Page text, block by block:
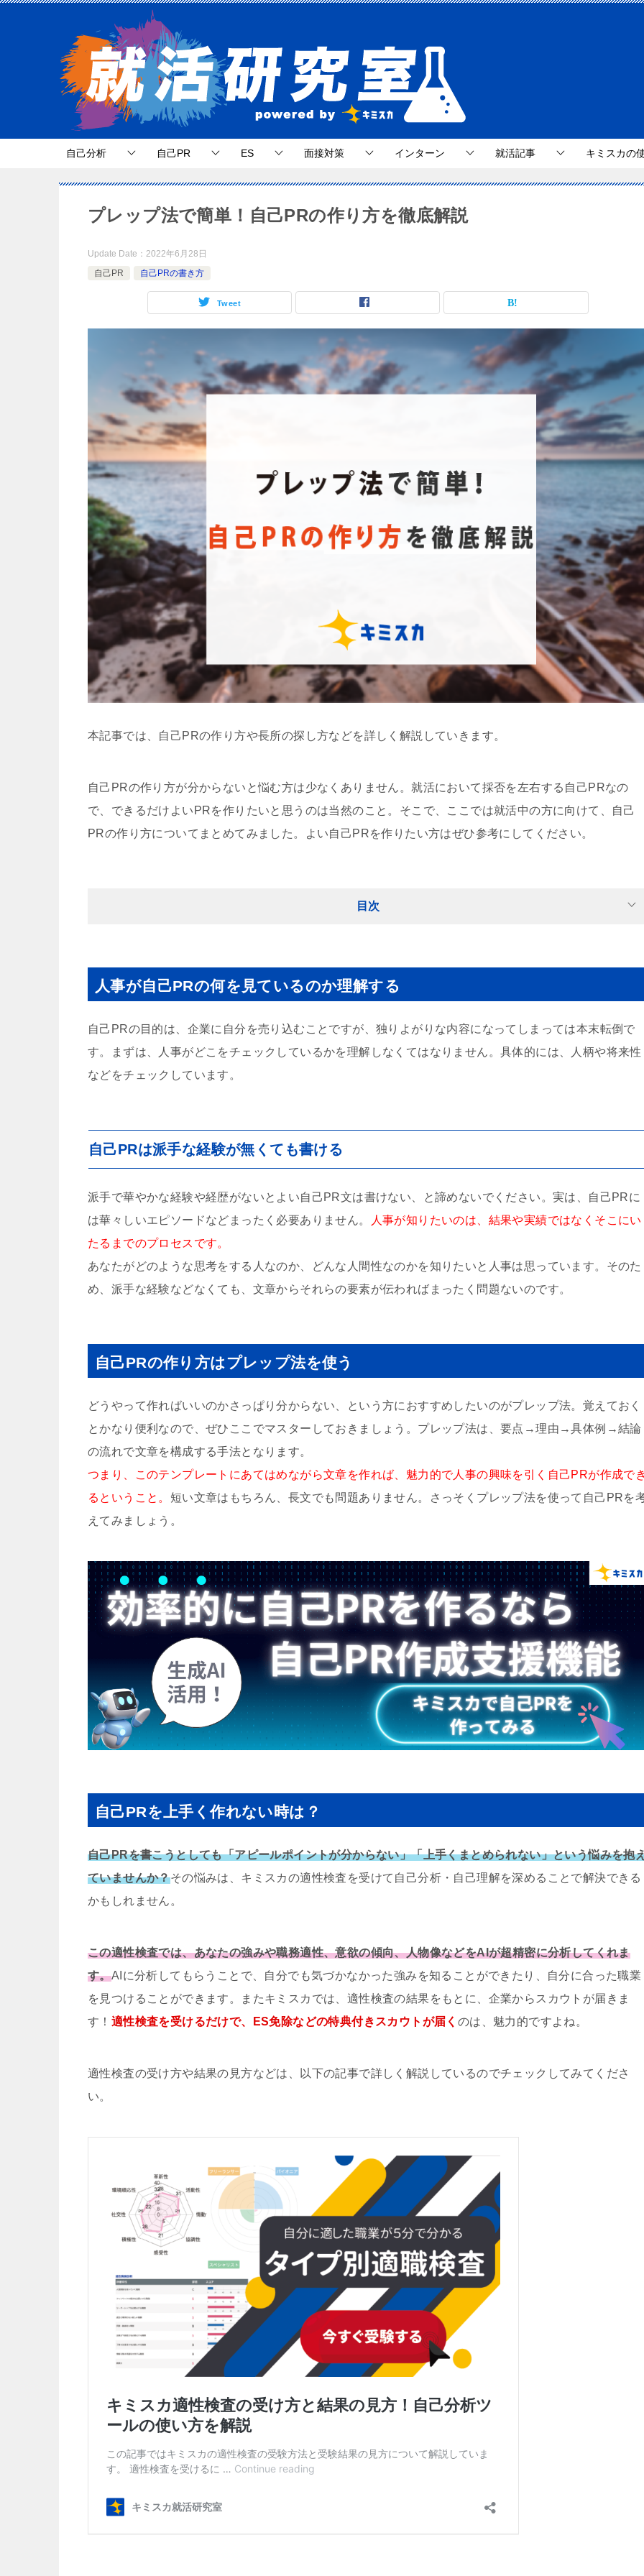
自己分析 自己PR ES 面接対策 インターン 就活記事 キミスカの
プレップ法で簡単！自己PRの作り方を徹底解説
Update Date： 2022年6月28日
自己PR
自己PRの書き方
Tweet
本記事では、自己PRの作り方や長所の探し方などを詳しく解説していきます。
自己PRの作り方が分からないと悩む方は少なくありません。就活において採否を左右する自己PRなの
で、できるだけよいPRを作りたいと思うのは当然のこと。そこで、ここでは就活中の方に向けて、自己
PRの作り方についてまとめてみました。よい自己PRを作りたい方はぜひ参考にしてください。
目次
人事が自己PRの何を見ているのか理解する
自己PRの目的は、企業に自分を売り込むことですが、独りよがりな内容になってしまっては本末転倒で
す。まずは、人事がどこをチェックしているかを理解しなくてはなりません。具体的には、人柄や将来性
などをチェックしています。
自己PRは派手な経験が無くても書ける
派手で華やかな経験や経歴がないとよい自己PR文は書けない、と諦めないでください。実は、自己PRに
は華々しいエピソードなどまったく必要ありません。
人事が知りたいのは、結果や実績ではなくそこにい
たるまでのプロセスです。
あなたがどのような思考をする人なのか、どんな人間性なのかを知りたいと人事は思っています。そのた
め、派手な経験などなくても、文章からそれらの要素が伝わればまったく問題ないのです。
自己PRの作り方はプレップ法を使う
どうやって作ればいいのかさっぱり分からない、という方におすすめしたいのがプレップ法。覚えておく
とかなり便利なので、ぜひここでマスターしておきましょう。プレップ法は、要点→理由→具体例→結論
の流れで文章を構成する手法となります。
つまり、このテンプレートにあてはめながら文章を作れば、魅力的で人事の興味を引く自己PRが作成で
るということ。 短い文章はもちろん、長文でも問題ありません。さっそくプレップ法を使って自己PRを
えてみましょう。
自己PRを上手く作れない時は？
自己PRを書こうとしても「アピールポイントが分からない」「上手くまとめられない」という悩みを抱
ていませんか？その悩みは、キミスカの適性検査を受けて自己分析・自己理解を深めることで解決できる
かもしれません。
この適性検査では、あなたの強みや職務適性、意欲の傾向、人物像などをAIが超精密に分析してくれま
す。AIに分析してもらうことで、自分でも気づかなかった強みを知ることができたり、自分に合った職業
を見つけることができます。またキミスカでは、適性検査の結果をもとに、企業からスカウトが届きま
す！ 適性検査を受けるだけで、ES免除などの特典付きスカウトが届く のは、魅力的ですよね。
適性検査の受け方や結果の見方などは、以下の記事で詳しく解説しているのでチェックしてみてくださ
い。